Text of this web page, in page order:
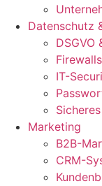
Datenschutz
DSGVO
IT-
Marketing
B2B-
CRM-